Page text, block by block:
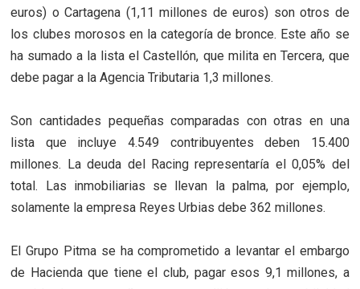
euros) o Cartagena (1,11 millones de euros) son otros de
los clubes morosos en la categoría de bronce. Este año se
ha sumado a la lista el Castellón, que milita en Tercera, que
debe pagar a la Agencia Tributaria 1,3 millones.
Son cantidades pequeñas comparadas con otras en una
lista que incluye 4.549 contribuyentes deben 15.400
millones. La deuda del Racing representaría el 0,05% del
total. Las inmobiliarias se llevan la palma, por ejemplo,
solamente la empresa Reyes Urbias debe 362 millones.
El Grupo Pitma se ha comprometido a levantar el embargo
de Hacienda que tiene el club, pagar esos 9,1 millones, a